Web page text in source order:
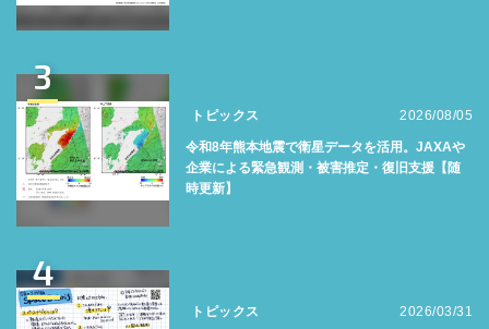
3
トピックス 2026/08/05
令和8年熊本地震で衛星データを活用。JAXAや
企業による緊急観測・被害推定・復旧支援【随
時更新】
4
トピックス 2026/03/31